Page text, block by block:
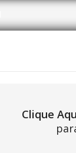
Clique